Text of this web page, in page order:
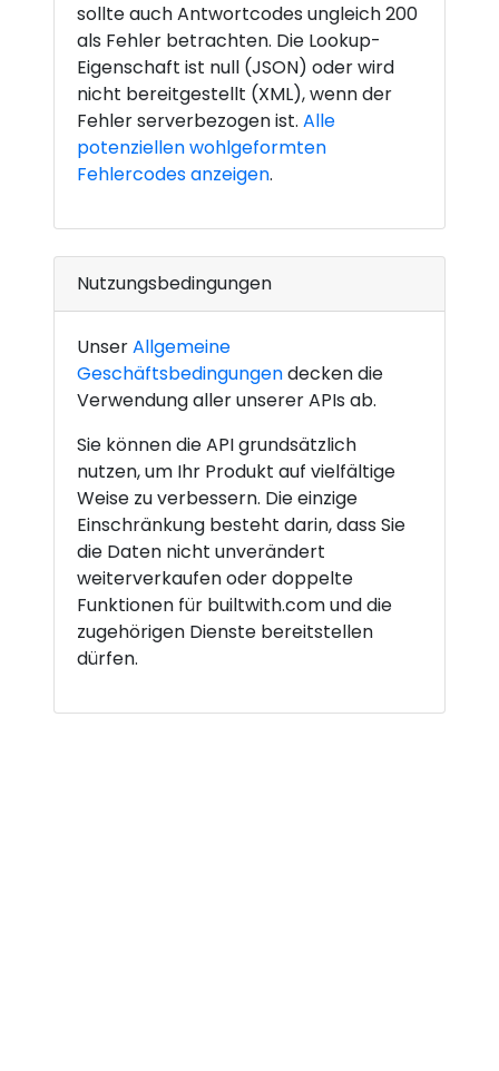
sollte auch Antwortcodes ungleich 200
als Fehler betrachten. Die Lookup-
Eigenschaft ist null (JSON) oder wird
nicht bereitgestellt (XML), wenn der
Fehler serverbezogen ist. Alle
potenziellen wohlgeformten
Fehlercodes anzeigen.
Nutzungsbedingungen
UnserAllgemeine
Geschäftsbedingungendecken die
Verwendung aller unserer APIs ab.
Sie können die API grundsätzlich
nutzen, um Ihr Produkt auf vielfältige
Weise zu verbessern. Die einzige
Einschränkung besteht darin, dass Sie
die Daten nicht unverändert
weiterverkaufen oder doppelte
Funktionen für builtwith.com und die
zugehörigen Dienste bereitstellen
dürfen.